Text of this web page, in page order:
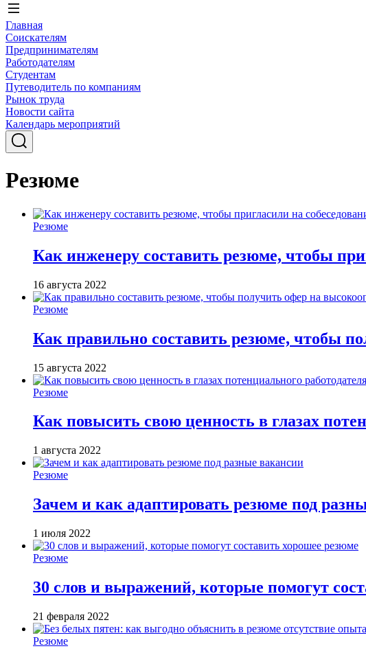
Главная
Соискателям
Предпринимателям
Работодателям
Студентам
Путеводитель по компаниям
Рынок труда
Новости сайта
Календарь мероприятий
Резюме
Резюме
Как инженеру составить резюме, чтобы
16 августа 2022
Резюме
Как правильно составить резюме, чтобы
15 августа 2022
Резюме
Как повысить свою ценность в глазах
1 августа 2022
Резюме
Зачем и как адаптировать резюме под
1 июля 2022
Резюме
30 слов и выражений, которые помогут
21 февраля 2022
Резюме